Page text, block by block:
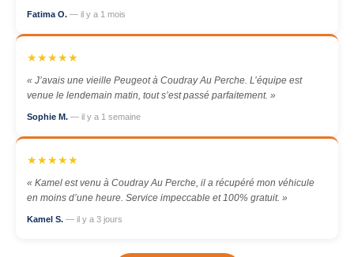
Fatima O. — il y a 1 mois
★★★★★
« J’avais une vieille Peugeot à Coudray Au Perche. L’équipe est
venue le lendemain matin, tout s’est passé parfaitement. »
Sophie M. — il y a 1 semaine
★★★★★
« Kamel est venu à Coudray Au Perche, il a récupéré mon véhicule
en moins d’une heure. Service impeccable et 100% gratuit. »
Kamel S. — il y a 3 jours